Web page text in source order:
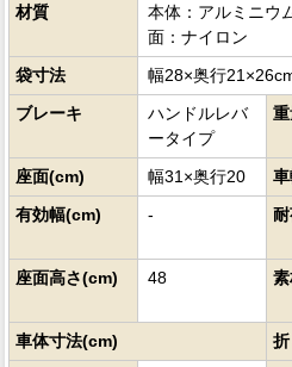
材質
本体：アルミニウ
面：ナイロン
袋寸法
幅28×奥行
ブレーキ
ハンドルレバ
ータイプ
重
座面(cm) 幅31×奥行20 車
有効幅(cm)
-
座面高さ(cm)
48
車体寸法(cm)